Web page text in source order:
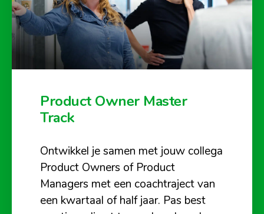
Product Owner Master
Track
Ontwikkel je samen met jouw collega
Product Owners of Product
Managers met een coachtraject van
een kwartaal of half jaar. Pas best